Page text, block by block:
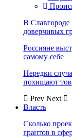
В
доверчивых
Россияне
самому себе
Нередки
похищают
Prev Next
Власть
Сколько
грантов в